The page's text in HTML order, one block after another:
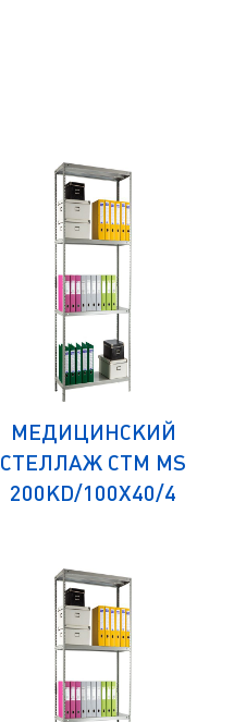
МЕДИЦИНСКИЙ
СТЕЛЛАЖ СТМ MS
200KD/100Х40/4